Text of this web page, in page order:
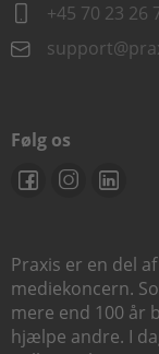
+45 70 23 26
Følg os
Praxis er en del
mediekoncern.
mere end 100 år
hjælpe andre. I